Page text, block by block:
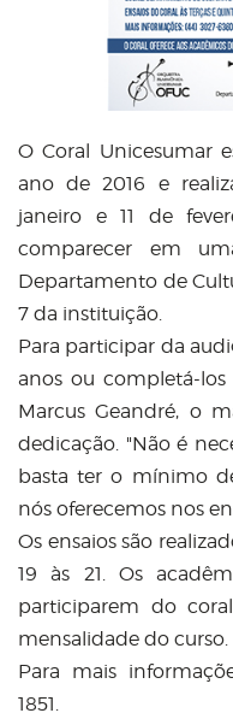
O Coral Unicesumar
ano de 2016 e
janeiro e 11 de
comparecer em
Departamento de
7 da instituição.
Para participar da
anos ou completá-
Marcus Geandré, o
dedicação. "Não é
basta ter o mínimo
nós oferecemos nos
Os ensaios são
19 às 21. Os
participarem do
mensalidade do curso.
Para mais
1851.